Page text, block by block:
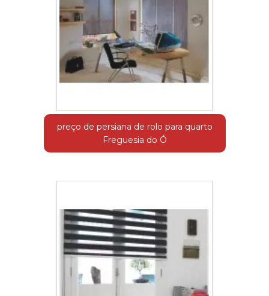
preço de persiana de rolo para quarto
Freguesia do Ó